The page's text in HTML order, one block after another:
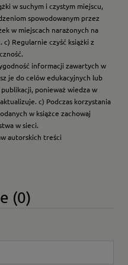
w suchym i czystym miejscu,
spowodowanym przez
w miejscach narażonych na
Regularnie czyść książki z
informacji zawartych w
je do celów edukacyjnych lub
ponieważ wiedza w
c) Podczas korzystania
w książce zachowaj
w sieci.
autorskich treści
(0)